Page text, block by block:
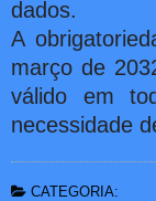
dados.
A
março de
válido em
necessidade
CATEGORIA: